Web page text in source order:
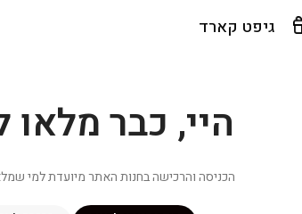
היי, כבר מלאו לך
הכניסה והרכישה בחנות האתר מיועדת למי שמלאו לו 18
גיפט קארד